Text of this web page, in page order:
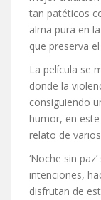
tan patéticos
alma pura en
que preserva
La película se
donde la
consiguiendo
humor, en
relato de
‘Noche sin
intenciones,
disfrutan de